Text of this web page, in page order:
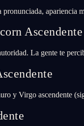
pronunciada, apariencia
Ascendente
La gente te
y Virgo ascendente